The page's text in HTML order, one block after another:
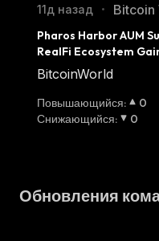
11д назад • Bitcoin
Pharos Harbor AUM
RealFi Ecosystem
BitcoinWorld
Повышающийся:
0
Снижающийся: 0
Обновления